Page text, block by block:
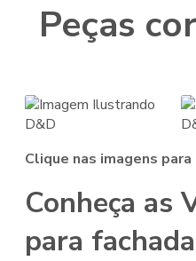
Peças
Clique nas imagens
Conheça as
para